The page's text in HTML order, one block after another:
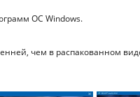
ОС Windows.
чем в распакованном